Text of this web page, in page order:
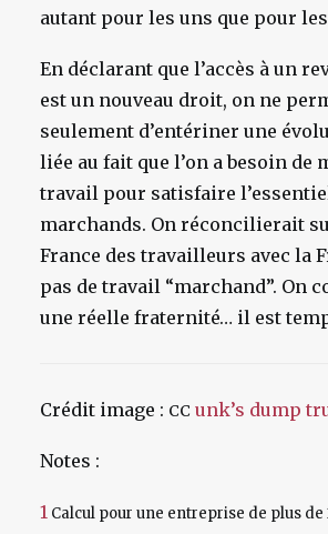
autant pour les uns que pour
En déclarant que l’accès à un
est un nouveau droit, on ne
seulement d’entériner une
liée au fait que l’on a besoin de
travail pour satisfaire
marchands. On réconcilierait
France des travailleurs avec la
pas de travail “marchand”. On
une réelle fraternité… il est
Crédit image : CC unk’s dump
Notes :
1 Calcul pour une entreprise de plus de